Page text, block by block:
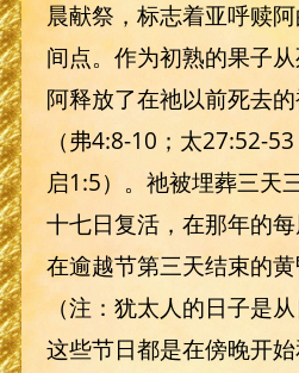
晨献祭，标志着亚呼赎
间点。作为初熟的果子
阿释放了在祂以前死去
（弗4:8-10；太27:52-
启1:5）。祂被埋葬三天
十七日复活，在那年的
在逾越节第三天结束的黄
（注：犹太人的日子是
这些节日都是在傍晚开